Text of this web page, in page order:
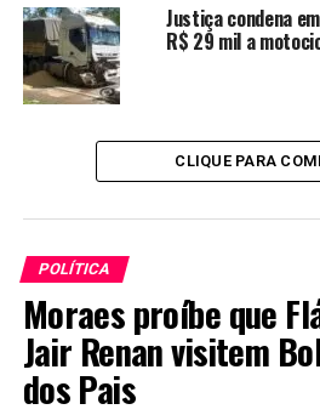
Justiça condena
R$ 29 mil a
CLIQUE PARA
POLÍTICA
Moraes proíbe que
Jair Renan visitem
dos Pais